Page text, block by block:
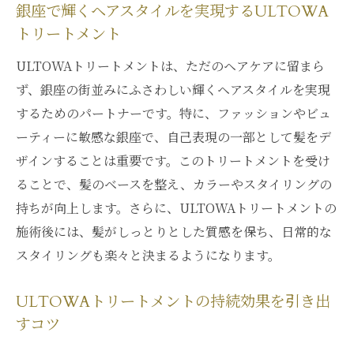
秘訣
銀座で髪質改善を実感するULTOWAトリー
トメント
銀座の美髪を支えるULTOWAトリートメントの
秘密
ULTOWAトリートメントの秘訣とは何か
銀座で体験できるULTOWAトリートメント
の革新性
美髪を支えるULTOWAトリートメントの成
分分析
と体験談
銀座で輝くヘアスタイルを実現するULTOWA
トリートメント
ULTOWAトリートメントは、ただのヘアケアに留まら
ず、銀座の街並みにふさわしい輝くヘアスタイルを実現
するためのパートナーです。特に、ファッションやビュ
ーティーに敏感な銀座で、自己表現の一部として髪をデ
ザインすることは重要です。このトリートメントを受け
ることで、髪のベースを整え、カラーやスタイリングの
持ちが向上します。さらに、ULTOWAトリートメントの
施術後には、髪がしっとりとした質感を保ち、日常的な
スタイリングも楽々と決まるようになります。
ULTOWAトリートメントの持続効果を引き出
すコツ